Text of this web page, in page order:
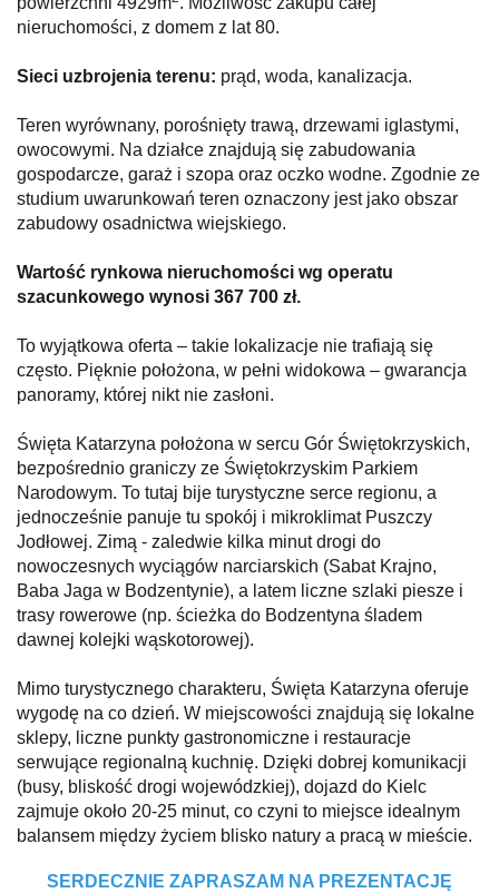
nieruchomości, z domem z lat 80.
Sieci uzbrojenia terenu: prąd, woda, kanalizacja.
Teren wyrównany, porośnięty trawą, drzewami iglastymi,
owocowymi. Na działce znajdują się zabudowania
gospodarcze, garaż i szopa oraz oczko wodne. Zgodnie ze
studium uwarunkowań teren oznaczony jest jako obszar
zabudowy osadnictwa wiejskiego.
Wartość rynkowa nieruchomości wg operatu
szacunkowego wynosi 367 700 zł.
To wyjątkowa oferta – takie lokalizacje nie trafiają się
często. Pięknie położona, w pełni widokowa – gwarancja
panoramy, której nikt nie zasłoni.
Święta Katarzyna położona w sercu Gór Świętokrzyskich,
bezpośrednio graniczy ze Świętokrzyskim Parkiem
Narodowym. To tutaj bije turystyczne serce regionu, a
jednocześnie panuje tu spokój i mikroklimat Puszczy
Jodłowej. Zimą - zaledwie kilka minut drogi do
nowoczesnych wyciągów narciarskich (Sabat Krajno,
Baba Jaga w Bodzentynie), a latem liczne szlaki piesze i
trasy rowerowe (np. ścieżka do Bodzentyna śladem
dawnej kolejki wąskotorowej).
Mimo turystycznego charakteru, Święta Katarzyna oferuje
wygodę na co dzień. W miejscowości znajdują się lokalne
sklepy, liczne punkty gastronomiczne i restauracje
serwujące regionalną kuchnię. Dzięki dobrej komunikacji
(busy, bliskość drogi wojewódzkiej), dojazd do Kielc
zajmuje około 20-25 minut, co czyni to miejsce idealnym
balansem między życiem blisko natury a pracą w mieście.
SERDECZNIE ZAPRASZAM NA PREZENTACJĘ